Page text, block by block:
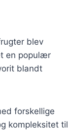
blev
en populær
blandt
forskellige
kompleksitet til